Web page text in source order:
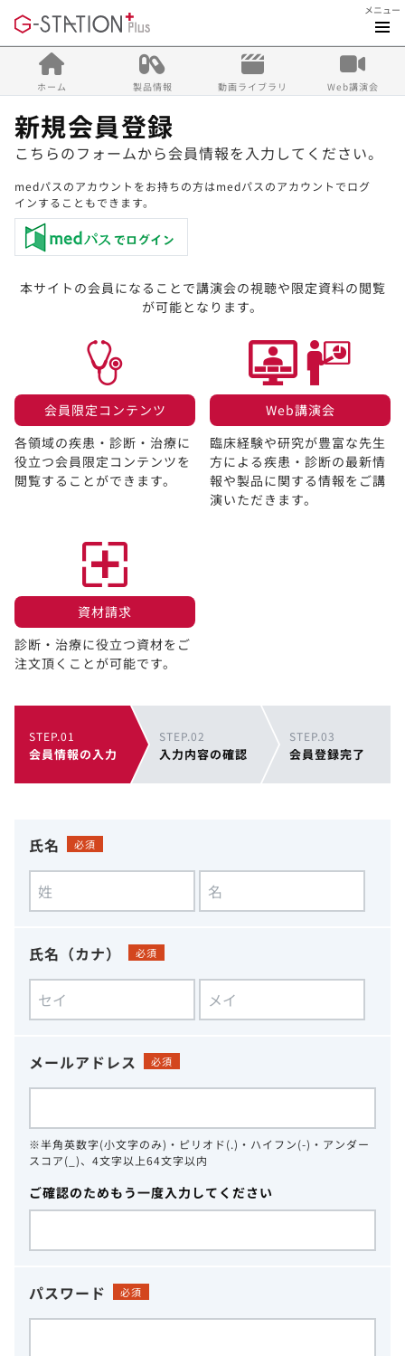
メニュー
ホーム 製品情報 動画ライブラリ Web講演会
新規会員登録
こちらのフォームから会員情報を入力してください。
medパスのアカウントをお持ちの方はmedパスのアカウントでログ
インすることもできます。
本サイトの会員になることで講演会の視聴や限定資料の閲覧
が可能となります。
会員限定コンテンツ​
各領域の疾患・診断・治療に
役立つ会員限定コンテンツを
閲覧することができます。​
Web講演会​
臨床経験や研究が豊富な先生
方による疾患・診断の最新情
報や製品に関する情報をご講
演いただきます。
資材請求​
診断・治療に役立つ資材をご
注文頂くことが可能です。
STEP.01
会員情報の入力
STEP.02
入力内容の確認
STEP.03
会員登録完了
氏名 必須
氏名（カナ） 必須
メールアドレス 必須
※半角英数字(小文字のみ)・ピリオド(.)・ハイフン(-)・アンダー
スコア(_)、4文字以上64文字以内
ご確認のためもう一度入力してください
パスワード 必須